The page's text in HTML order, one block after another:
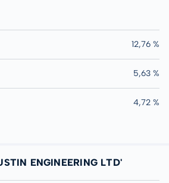
12,76 %
5,63 %
4,72 %
ENGINEERING LTD'